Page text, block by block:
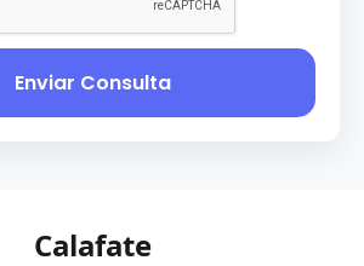
Enviar Consulta
Calafate